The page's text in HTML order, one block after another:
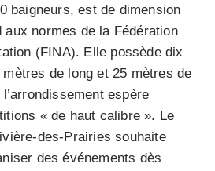
baigneurs, est de dimension
aux normes de la Fédération
(FINA). Elle possède dix
de long et 25 mètres de
espère
« de haut calibre ». Le
des-Prairies souhaite
des événements dès